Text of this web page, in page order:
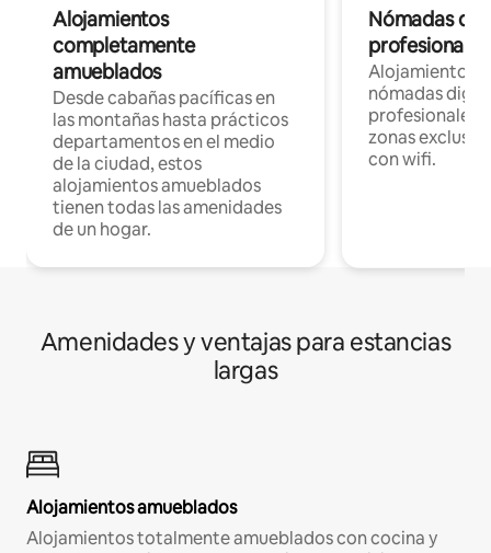
Alojamientos
completamente
amueblados
Desde cabañas pacíficas en
las montañas hasta prácticos
departamentos en el medio
de la ciudad, estos
alojamientos amueblados
tienen todas las amenidades
de un hogar.
Nómadas
Alojamientos
nómadas
profesionales
zonas
con wifi.
Amenidades y ventajas para estancias
largas
Alojamientos amueblados
Alojamientos totalmente amueblados con cocina y